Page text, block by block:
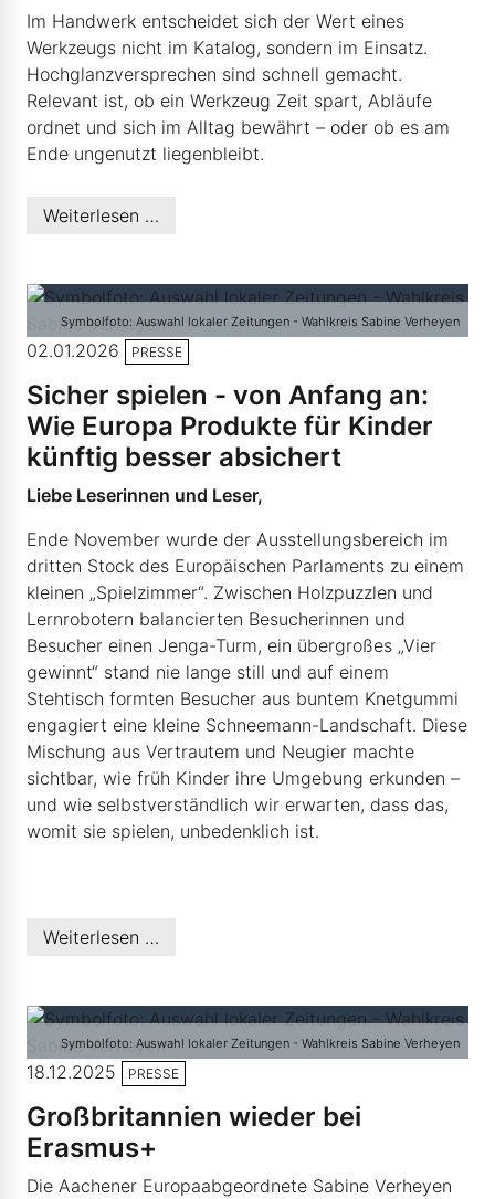
Im Handwerk entscheidet sich der Wert eines
Werkzeugs nicht im Katalog, sondern im Einsatz.
Hochglanzversprechen sind schnell gemacht.
Relevant ist, ob ein Werkzeug Zeit spart, Abläufe
ordnet und sich im Alltag bewährt – oder ob es am
Ende ungenutzt liegenbleibt.
Weiterlesen …
Symbolfoto: Auswahl lokaler Zeitungen - Wahlkreis Sabine Verheyen
02.01.2026 PRESSE
Sicher spielen - von Anfang an:
Wie Europa Produkte für Kinder
künftig besser absichert
Liebe Leserinnen und Leser,
Ende November wurde der Ausstellungsbereich im
dritten Stock des Europäischen Parlaments zu einem
kleinen „Spielzimmer“. Zwischen Holzpuzzlen und
Lernrobotern balancierten Besucherinnen und
Besucher einen Jenga-Turm, ein übergroßes „Vier
gewinnt“ stand nie lange still und auf einem
Stehtisch formten Besucher aus buntem Knetgummi
engagiert eine kleine Schneemann-Landschaft. Diese
Mischung aus Vertrautem und Neugier machte
sichtbar, wie früh Kinder ihre Umgebung erkunden –
und wie selbstverständlich wir erwarten, dass das,
womit sie spielen, unbedenklich ist.
Weiterlesen …
Symbolfoto: Auswahl lokaler Zeitungen - Wahlkreis Sabine Verheyen
18.12.2025 PRESSE
Großbritannien wieder bei
Erasmus+
Die Aachener Europaabgeordnete Sabine Verheyen